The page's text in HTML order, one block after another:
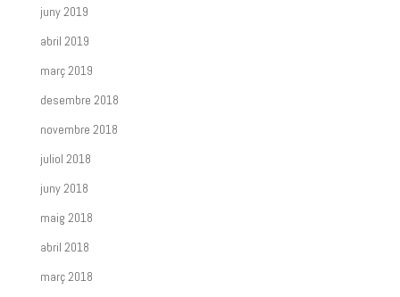
juny 2019
abril 2019
març 2019
desembre 2018
novembre 2018
juliol 2018
juny 2018
maig 2018
abril 2018
març 2018